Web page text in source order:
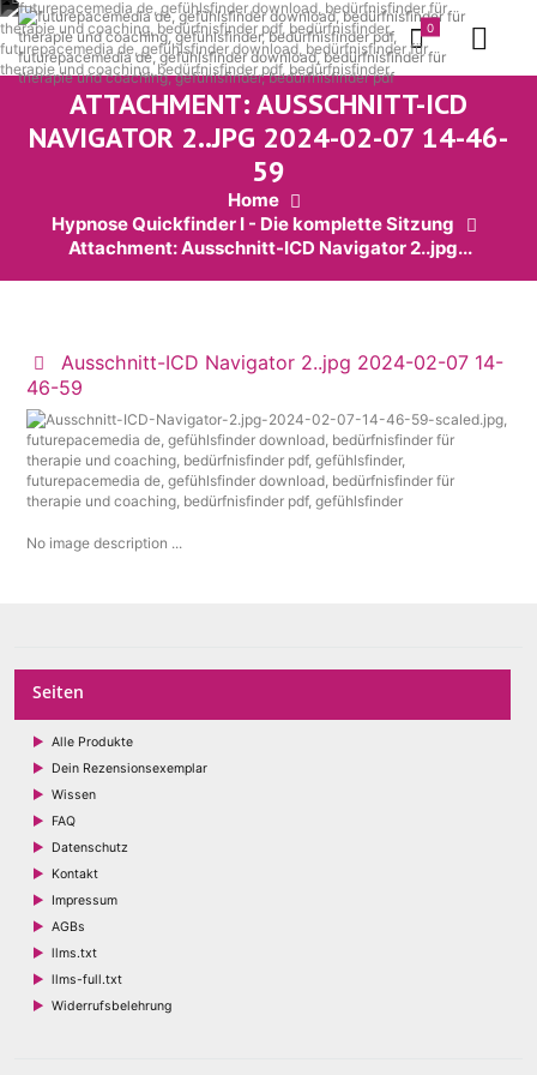
0
ATTACHMENT: AUSSCHNITT-ICD
NAVIGATOR 2..JPG 2024-02-07 14-46-
59
Home
Hypnose Quickfinder I - Die komplette Sitzung
Attachment: Ausschnitt-ICD Navigator 2..jpg...
Ausschnitt-ICD Navigator 2..jpg 2024-02-07 14-
46-59
No image description ...
Seiten
Alle Produkte
Dein Rezensionsexemplar
Wissen
FAQ
Datenschutz
Kontakt
Impressum
AGBs
llms.txt
llms-full.txt
Widerrufsbelehrung